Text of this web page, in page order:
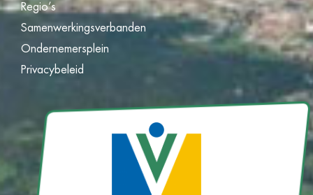
Regio’s
Samenwerkingsverbanden
Ondernemersplein
Privacybeleid